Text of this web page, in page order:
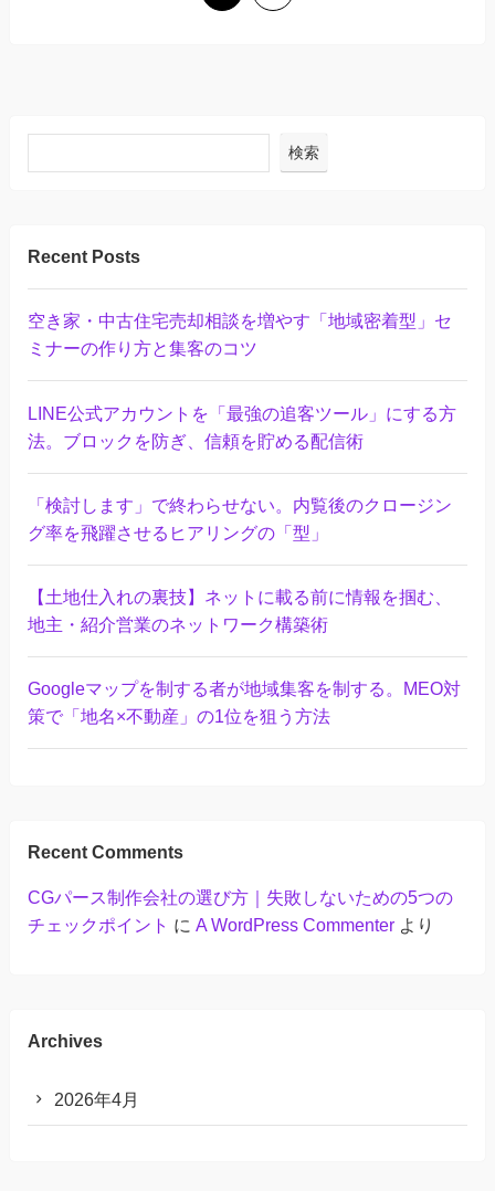
検索
Recent Posts
空き家・中古住宅売却相談を増やす「地域密着型」セ
ミナーの作り方と集客のコツ
LINE公式アカウントを「最強の追客ツール」にする方
法。ブロックを防ぎ、信頼を貯める配信術
「検討します」で終わらせない。内覧後のクロージン
グ率を飛躍させるヒアリングの「型」
【土地仕入れの裏技】ネットに載る前に情報を掴む、
地主・紹介営業のネットワーク構築術
Googleマップを制する者が地域集客を制する。MEO対
策で「地名×不動産」の1位を狙う方法
Recent Comments
CGパース制作会社の選び方｜失敗しないための5つの
チェックポイント に A WordPress Commenterより
Archives
2026年4月